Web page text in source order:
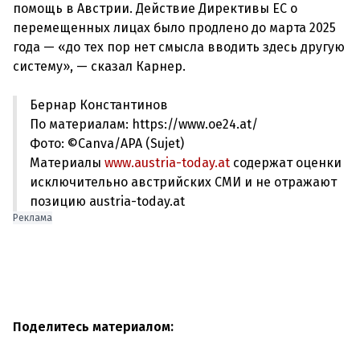
помощь в Австрии. Действие Директивы ЕС о
перемещенных лицах было продлено до марта 2025
года — «до тех пор нет смысла вводить здесь другую
Бернар Константинов
По материалам: https://www.oe24.at/
Фото: ©Canva/APA (Sujet)
Материалы www.austria-today.at содержат оценки
исключительно австрийских СМИ и не отражают
позицию austria-today.at
Реклама
Поделитесь материалом: